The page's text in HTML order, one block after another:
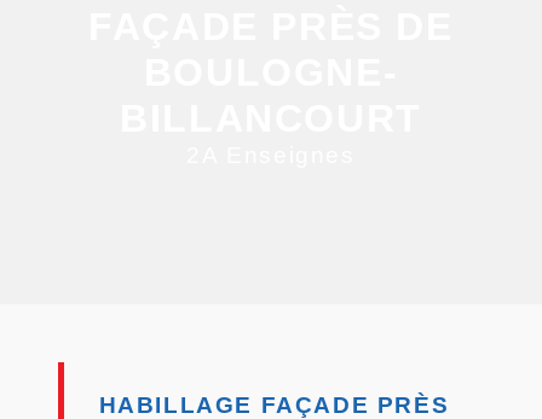
HABILLAGE FAÇADE PRÈS